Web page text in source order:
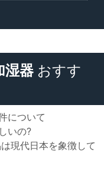
湿器 おすす
について
いの?
現代日本を象徴して